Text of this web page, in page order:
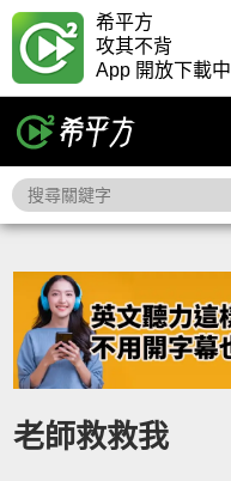
希平方
攻其不背
App 開放下載中
老師救救我